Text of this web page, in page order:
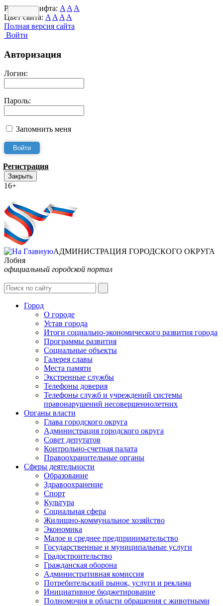
Размер шрифта: A A A
Цвет сайта: A A A A
Полная версия сайта
Войти
Авторизация
Логин:
Пароль:
Запомнить меня
Регистрация
Закрыть
16+
АДМИНИСТРАЦИЯ ГОРОДСКОГО ОКРУГА
Лобня
официальный городской портал
Город
О городе
Устав города
Итоги социально-экономического развития города
Программы развития
Социальные объекты
Галерея славы
Места памяти
Экстренные службы
Телефоны доверия
Телефоны служб и учреждений системы
правонарушений несовершеннолетних
Органы власти
Глава городского округа
Администрация городcкого округа
Совет депутатов
Контрольно-счетная палата
Правоохранительные органы
Сферы деятельности
Образование
Здравоохранение
Спорт
Культура
Социальная сфера
Жилищно-коммунальное хозяйство
Экономика
Малое и среднее предпринимательство
Государственные и муниципальные услуги
Градостроительство
Гражданская оборона
Административная комиссия
Потребительский рынок, услуги и реклама
Инициативное бюджетирование
Полномочия в области обращения с животными